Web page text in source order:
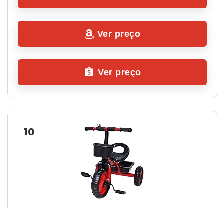
Ver preço
Ver preço
10